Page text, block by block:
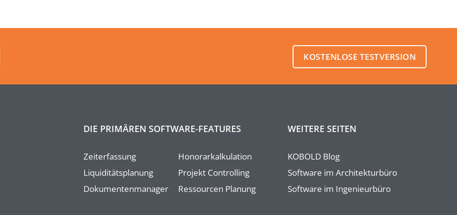
KOSTENLOSE TESTVERSION
DIE PRIMÄREN SOFTWARE-FEATURES
Zeiterfassung
Honorarkalkulation
Liquiditätsplanung
Projekt Controlling
Dokumentenmanager
Ressourcen Planung
WEITERE SEITEN
KOBOLD Blog
Software im Architekturbüro
Software im Ingenieurbüro